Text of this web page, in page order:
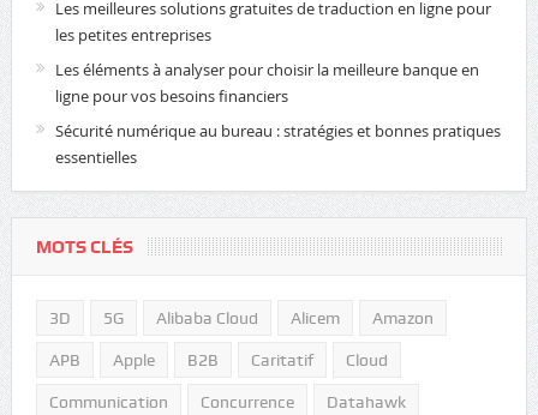
Les meilleures solutions gratuites de traduction en ligne pour
les petites entreprises
Les éléments à analyser pour choisir la meilleure banque en
ligne pour vos besoins financiers
Sécurité numérique au bureau : stratégies et bonnes pratiques
essentielles
MOTS CLÉS
3D 5G Alibaba Cloud Alicem Amazon
APB Apple B2B Caritatif Cloud
Communication Concurrence Datahawk